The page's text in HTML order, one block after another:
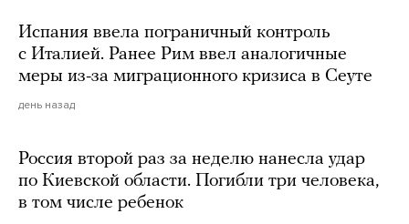
Испания ввела пограничный контроль
с Италией. Ранее Рим ввел аналогичные
меры из-за миграционного кризиса в Сеуте
день назад
Россия второй раз за неделю нанесла удар
по Киевской области. Погибли три человека,
в том числе ребенок